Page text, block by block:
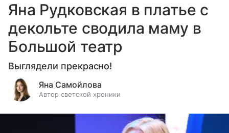
Яна Рудковская в платье с
декольте сводила маму в
Большой театр
Выглядели прекрасно!
Яна Самойлова
Автор светской хроники